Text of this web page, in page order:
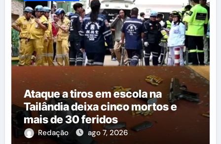
Ataque a tiros em escola na
Tailândia deixa cinco mortos e
mais de 30 feridos
Redação ago 7, 2026